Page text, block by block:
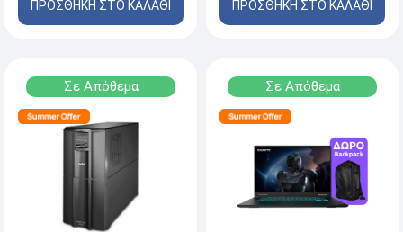
ΠΡΟΣΘΗΚΗ ΣΤΟ ΚΑΛΑΘΙ
ΔΩΡΟ Τσάντα πλάτης
Laptop Gigabyte Aorus 16
ΠΡΟΣΘΗΚΗ ΣΤΟ ΚΑΛΑΘΙ
Σε Απόθεμα Σε Απόθεμα